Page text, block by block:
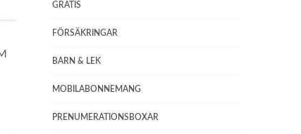
GRATIS
FÖRSÄKRINGAR
BARN & LEK
MOBILABONNEMANG
PRENUMERATIONSBOXAR